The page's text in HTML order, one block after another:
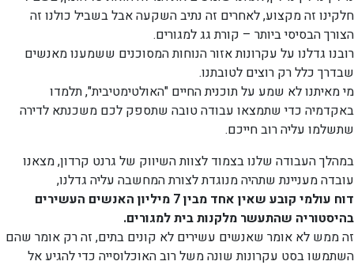
חלקינו זה מקצוע, לאחרים זה נתיב השקעה אבל בשביל כולנו זה
הצורך הבסיסי ביותר – קורת גג למגורים.
רובנו גדלנו על עקרונות אזור הנוחות המסוכנים ששמענו מאנשים
שבדרך כלל רק רוצים לטובתנו.
מי מאיתנו לא שמע על תוכנית החיים "האולטימטיבית", תלמדו
באקדמיה כדי שתמצאו עבודה טובה שתספק לכם משכנתא לדירה
שתשלמו עליה רוב חייכם.
במהלך העבודה שלנו בצמוד לצוות השיווק של גרנט קרדון, מצאנו
עובדה מעניינת שתהיה מנוגדת לצורת המחשבה עליה גדלנו,
דוח עולמי קובע שאין אחד מבין 7 מיליון האנשים העשירים
בהיסטוריה שהתעשר מלקנות בית למגורים.
זה ממש לא אומר שאנשים עשירים לא קונים בתים, זה רק אומר שהם
השתמשו בסט עקרונות שונה משל רוב האוכלוסייה כדי להגיע אל